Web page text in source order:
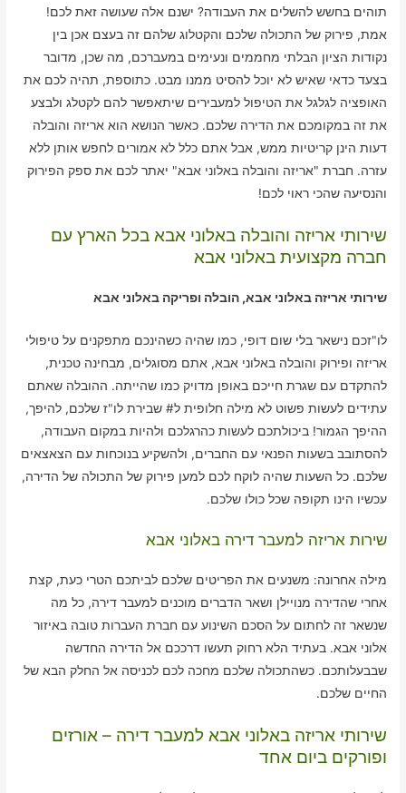
תוהים בחשש להשלים את העבודה? ישנם אלה שעושה זאת לכם!
אמת, פירוק של התכולה שלכם והקטלוג שלהם זה בעצם אכן בין
נקודות הציון הבלתי מחממים ונעימים במעברכם, מה שכן, מדובר
בצעד כדאי שאיש לא יוכל להסיט ממנו מבט. כתוספת, תהיה לכם את
האופציה לגלגל את הטיפול למעבירים שיתאפשר להם לקטלג ולבצע
את זה במקומכם את הדירה שלכם. כאשר הנושא הוא אריזה והובלה
דעות הינן קריטיות ממש, אבל אתם כלל לא אמורים לחפש אותן ללא
עזרה. חברת "אריזה והובלה באלוני אבא" יאתר לכם את ספק הפירוק
והנסיעה שהכי ראוי לכם!
שירותי אריזה והובלה באלוני אבא בכל הארץ עם
חברה מקצועית באלוני אבא
שירותי אריזה באלוני אבא, הובלה ופריקה באלוני אבא
לו"זכם נישאר בלי שום דופי, כמו שהיה כשהינכם מתפקנים על טיפולי
אריזה ופירוק והובלה באלוני אבא, אתם מסוגלים, מבחינה טכנית,
להתקדם עם שגרת חייכם באופן מדויק כמו שהייתה. ההובלה שאתם
עתידים לעשות פשוט לא מילה חלופית ל# שבירת לו"ז שלכם, להיפך,
ההיפך הגמור! ביכולתכם לעשות כהרגלכם ולהיות במקום העבודה,
להסתובב בשעות הפנאי עם החברים, ולהשקיע בנוכחות עם הצאצאים
שלכם. כל השעות שהיה לוקח לכם למען פירוק של התכולה של הדירה,
עכשיו הינו תקופה שכל כולו שלכם.
שירות אריזה למעבר דירה באלוני אבא
מילה אחרונה: משנעים את הפריטים שלכם לביתכם הטרי כעת, קצת
אחרי שהדירה מנויילן ושאר הדברים מוכנים למעבר דירה, כל מה
שנשאר זה לחתום על הסכם השינוע עם חברת העברות טובה באיזור
אלוני אבא. בעתיד הלא רחוק תעשו דרככם אל הדירה החדשה
שבבעלותכם. כשהתכולה שלכם מחכה לכם לכניסה אל החלק הבא של
החיים שלכם.
שירותי אריזה באלוני אבא למעבר דירה – אורזים
ופורקים ביום אחד